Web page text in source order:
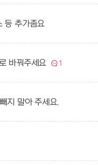
등 추가좀요
바꿔주세요 1
지 말아 주세요.